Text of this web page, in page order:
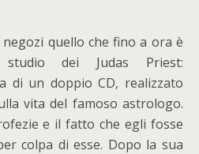
quello che fino a ora è
dei Judas Priest:
di un doppio CD, realizzato
vita del famoso astrologo.
e il fatto che egli fosse
colpa di esse. Dopo la sua